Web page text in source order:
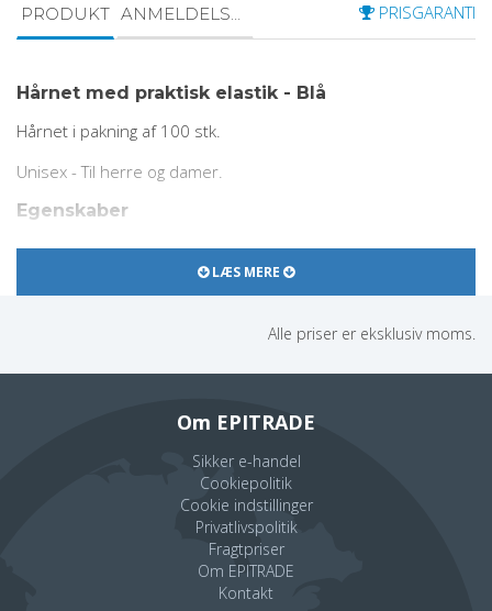
PRISGARANTI
PRODUKT ANMELDELSER
Hårnet med praktisk elastik - Blå
Hårnet i pakning af 100 stk.
Unisex - Til herre og damer.
Egenskaber
Farve: blå
Størrelse: One-size
100 stk. per pakke
LÆS MERE
Alle priser er eksklusiv moms.
Om EPITRADE
Sikker e-handel
Cookiepolitik
Cookie indstillinger
Privatlivspolitik
Fragtpriser
Om EPITRADE
Kontakt